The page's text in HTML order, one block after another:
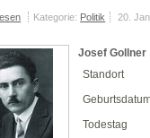
Kategorie: Politik 20.
Josef Gollner
Standort
Todestag